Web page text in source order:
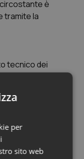
Collo
è
tramite la
tecnico dei
di Istruttori
Ordini
Provinciali di
il Progetto. I
didattici e
materiale
per
sito web